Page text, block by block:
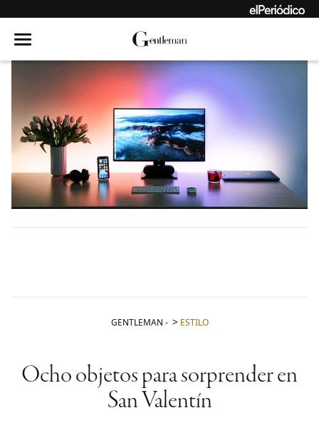
GENTLEMAN - ESTILO
Ocho objetos para sorprender en
San Valentín